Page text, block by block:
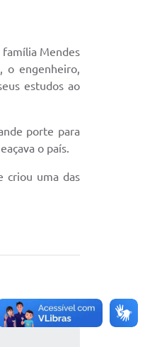
família Mendes
o engenheiro,
estudos ao
porte para
o país.
criou uma das